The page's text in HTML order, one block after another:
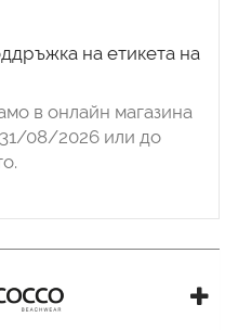
на етикета на
в онлайн магазина
08/2026 или до